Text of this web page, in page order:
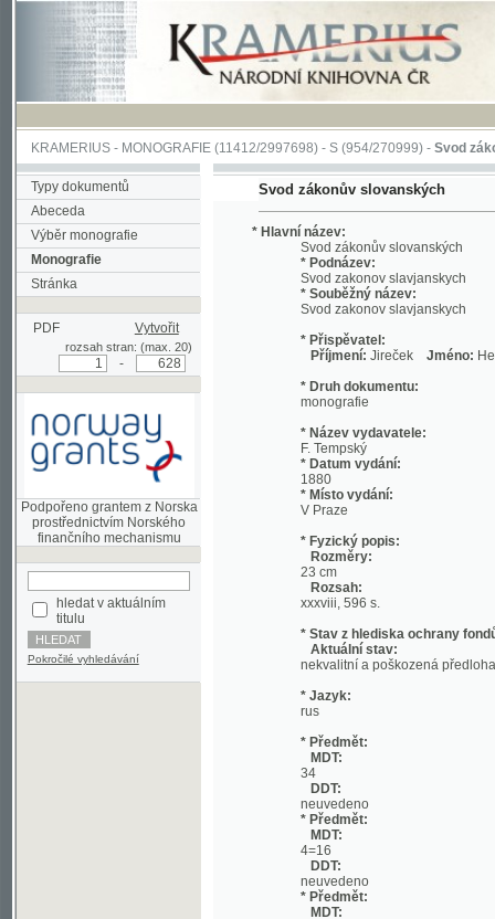
KRAMERIUS-MONOGRAFIE(11412/2997698) -S (954/270999)-Svod zákonův
Typy dokumentů
Abeceda
Výběr monografie
Monografie
Stránka
PDF Vytvořit
rozsah stran: (max. 20)
Podpořeno grantem z Norska
prostřednictvím Norského
hledat v aktuálním
titulu
Pokročilé vyhledávání
Svod zákonův slovanských
* Hlavní název:
Svod zákonův slovanských
* Podnázev:
Svod zakonov slavjanskych
* Souběžný název:
Svod zakonov slavjanskych
* Přispěvatel:
* Druh dokumentu:
monografie
* Název vydavatele:
F. Tempský
1880
* Místo vydání:
V Praze
* Fyzický popis:
Rozměry:
Rozsah:
xxxviii, 596 s.
* Stav z hlediska ochrany fondů:
Aktuální stav:
nekvalitní a poškozená předloha;
* Jazyk:
MDT:
DDT:
* Předmět:
MDT:
4=16
neuvedeno
* Předmět:
MDT:
094.5
DDT:
neuvedeno
* Předmět:
MDT: